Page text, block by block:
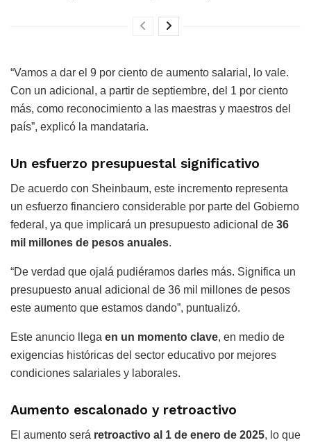
“Vamos a dar el 9 por ciento de aumento salarial, lo vale.
Con un adicional, a partir de septiembre, del 1 por ciento
más, como reconocimiento a las maestras y maestros del
país”, explicó la mandataria.
Un esfuerzo presupuestal significativo
De acuerdo con Sheinbaum, este incremento representa
un esfuerzo financiero considerable por parte del Gobierno
federal, ya que implicará un presupuesto adicional de 36
mil millones de pesos anuales.
“De verdad que ojalá pudiéramos darles más. Significa un
presupuesto anual adicional de 36 mil millones de pesos
este aumento que estamos dando”, puntualizó.
Este anuncio llega en un momento clave, en medio de
exigencias históricas del sector educativo por mejores
condiciones salariales y laborales.
Aumento escalonado y retroactivo
El aumento será retroactivo al 1 de enero de 2025, lo que